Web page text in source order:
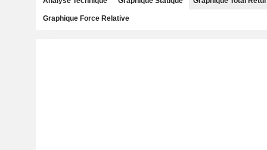
Graphique Force Relative